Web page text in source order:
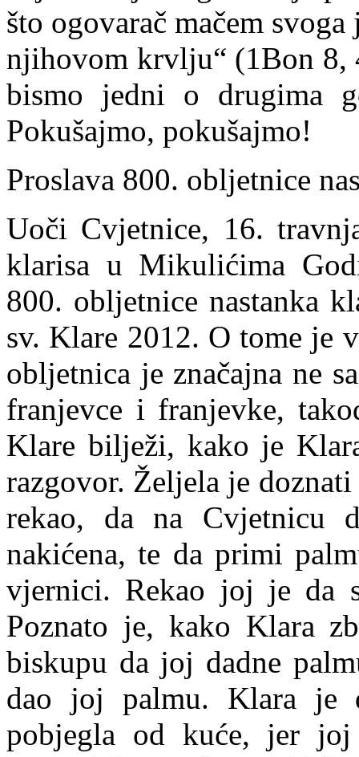
što ogovarač mačem
njihovom krvlju“ (1Bon 8,
bismo jedni o drugima
Pokušajmo, pokušajmo!
Proslava 800. obljetnice
Uoči Cvjetnice, 16.
klarisa u Mikulićima
800. obljetnice nastanka
sv. Klare 2012. O tome je
obljetnica je značajna ne
franjevce i franjevke,
Klare bilježi, kako je
razgovor. Željela je
rekao, da na Cvjetnicu
nakićena, te da primi
vjernici. Rekao joj je da
Poznato je, kako Klara
biskupu da joj dadne
dao joj palmu. Klara je
pobjegla od kuće, jer